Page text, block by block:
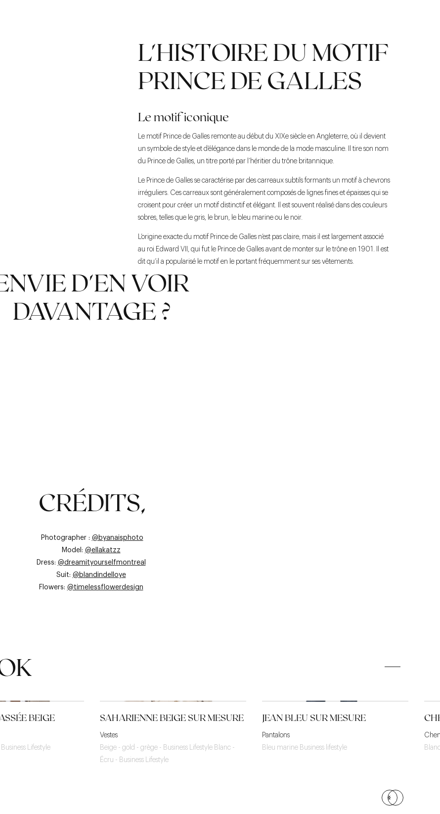
L'HISTOIRE DU MOTIF
PRINCE DE GALLES
Le motif iconique
Le motif Prince de Galles remonte au début du XIXe siècle en Angleterre, où il devient
un symbole de style et d’élégance dans le monde de la mode masculine. Il tire son nom
du Prince de Galles, un titre porté par l’héritier du trône britannique.
Le Prince de Galles se caractérise par des carreaux subtils formants un motif à chevrons
irréguliers. Ces carreaux sont généralement composés de lignes fines et épaisses qui se
croisent pour créer un motif distinctif et élégant. Il est souvent réalisé dans des couleurs
sobres, telles que le gris, le brun, le bleu marine ou le noir.
L’origine exacte du motif Prince de Galles n’est pas claire, mais il est largement associé
au roi Edward VII, qui fut le Prince de Galles avant de monter sur le trône en 1901. Il est
dit qu’il a popularisé le motif en le portant fréquemment sur ses vêtements.
D'EN VOIR
DAVANTAGE ?
CRÉDITS,
Photographer : @byanaisphoto
Model: @ellakatzz
Dress: @dreamityourselfmontreal
Suit: @blandindelloye
Flowers: @timelessflowerdesign
BEIGE
Lifestyle
SAHARIENNE BEIGE SUR MESURE
Vestes
Beige - gold - grège - Business Lifestyle Blanc -
Écru - Business Lifestyle
JEAN BLEU SUR MESURE
Pantalons
Bleu marine Business lifestyle